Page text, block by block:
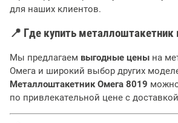
для наших клиентов.
📍 Где купить металлоштакетник
Мы предлагаем выгодные цены на
Омега и широкий выбор других
Металлоштакетник Омега 8019
по привлекательной цене с